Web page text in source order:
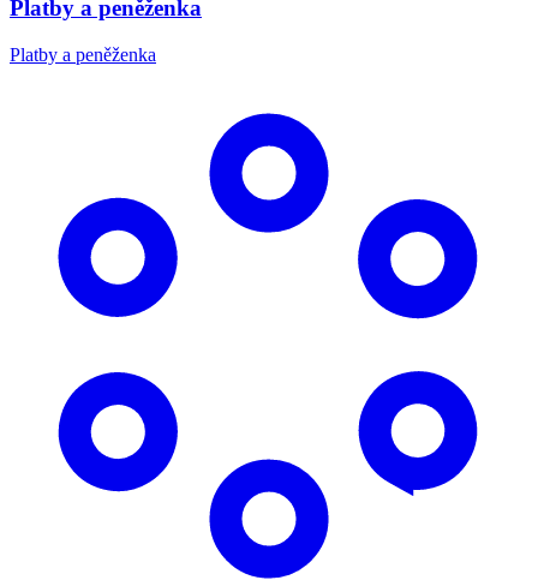
Platby a peněženka
Platby a peněženka